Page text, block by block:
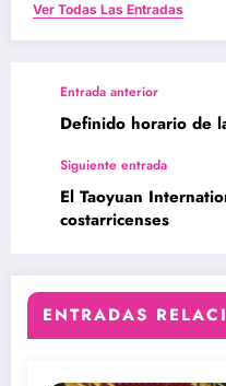
Ver Todas Las Entradas
Entrada anterior
Definido horario de
Siguiente entrada
El Taoyuan
costarricenses
ENTRADAS